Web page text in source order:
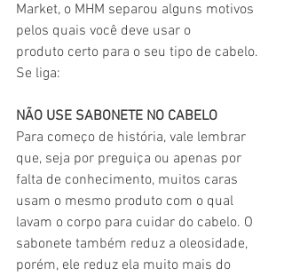
Market, o MHM separou alguns motivos
pelos quais você deve usar o
produto certo para o seu tipo de cabelo.
Se liga:
NÃO USE SABONETE NO CABELO
Para começo de história, vale lembrar
que, seja por preguiça ou apenas por
falta de conhecimento, muitos caras
usam o mesmo produto com o qual
lavam o corpo para cuidar do cabelo. O
sabonete também reduz a oleosidade,
porém, ele reduz ela muito mais do